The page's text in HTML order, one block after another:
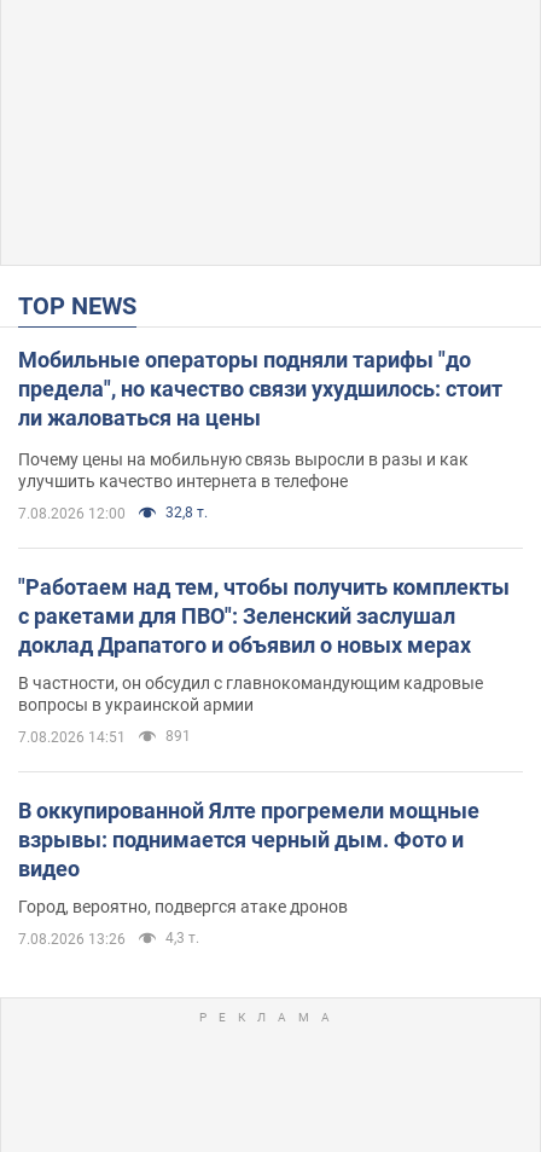
TOP NEWS
Мобильные операторы подняли тарифы "до
предела", но качество связи ухудшилось: стоит
ли жаловаться на цены
Почему цены на мобильную связь выросли в разы и как
улучшить качество интернета в телефоне
7.08.2026 12:00 32,8 т.
"Работаем над тем, чтобы получить комплекты
с ракетами для ПВО": Зеленский заслушал
доклад Драпатого и объявил о новых мерах
В частности, он обсудил с главнокомандующим кадровые
вопросы в украинской армии
7.08.2026 14:51 891
В оккупированной Ялте прогремели мощные
взрывы: поднимается черный дым. Фото и
видео
Город, вероятно, подвергся атаке дронов
7.08.2026 13:26 4,3 т.